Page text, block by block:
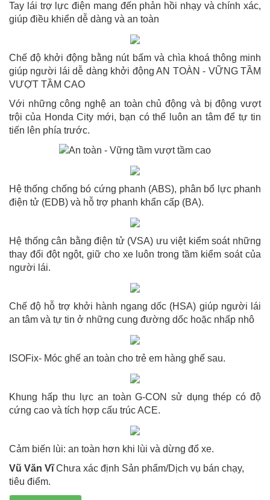
Tay lái trợ lực điện mang đến phản hồi nhạy và chính xác,
giúp điều khiển dễ dàng và an toàn
Chế độ khởi động bằng nút bấm và chìa khoá thông minh
giúp người lái dễ dàng khởi động AN TOÀN - VỮNG TẦM
VƯỢT TẦM CAO
Với những công nghệ an toàn chủ động và bị động vượt
trội của Honda City mới, bạn có thể luôn an tâm để tự tin
tiến lên phía trước.
Hệ thống chống bó cứng phanh (ABS), phân bổ lực phanh
điện tử (EDB) và hỗ trợ phanh khẩn cấp (BA).
Hệ thống cân bằng điện tử (VSA) ưu việt kiểm soát những
thay đổi đột ngột, giữ cho xe luôn trong tầm kiểm soát của
người lái.
Chế độ hỗ trợ khởi hành ngang dốc (HSA) giúp người lái
an tâm và tự tin ở những cung đường dốc hoặc nhấp nhô
ISOFix- Móc ghế an toàn cho trẻ em hàng ghế sau.
Khung hấp thu lực an toàn G-CON sử dụng thép có độ
cứng cao và tích hợp cấu trúc ACE.
Cảm biến lùi: an toàn hơn khi lùi và dừng đổ xe.
Vũ Văn VĩChưa xác định Sản phẩm/Dịch vụ bán chạy,
tiêu điểm.